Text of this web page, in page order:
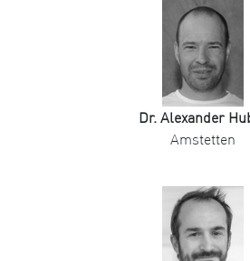
Dr. Alexander
Amstetten